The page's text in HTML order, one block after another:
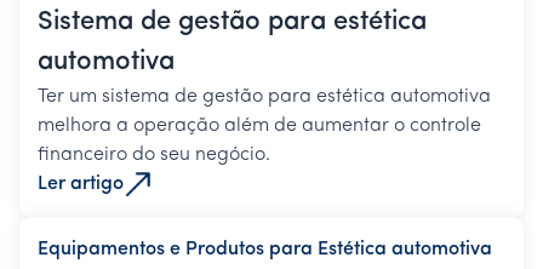
Sistema de gestão para estética
automotiva
Ter um sistema de gestão para estética automotiva
melhora a operação além de aumentar o controle
financeiro do seu negócio.
Ler artigo
Equipamentos e Produtos para Estética automotiva